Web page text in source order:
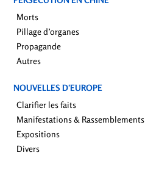
Morts
Pillage d’organes
Propagande
Autres
NOUVELLES D’EUROPE
Clarifier les faits
Manifestations & Rassemblements
Expositions
Divers